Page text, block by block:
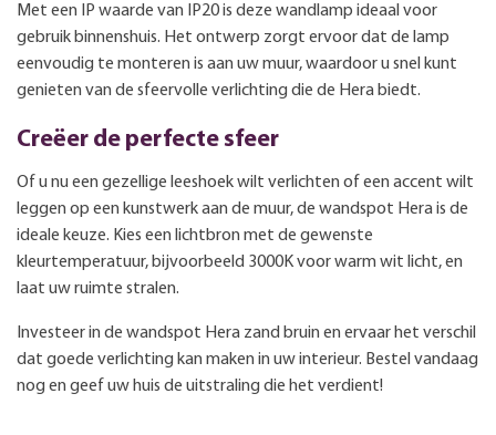
Met een IP waarde van IP20 is deze wandlamp ideaal voor
gebruik binnenshuis. Het ontwerp zorgt ervoor dat de lamp
eenvoudig te monteren is aan uw muur, waardoor u snel kunt
genieten van de sfeervolle verlichting die de Hera biedt.
Creëer de perfecte sfeer
Of u nu een gezellige leeshoek wilt verlichten of een accent wilt
leggen op een kunstwerk aan de muur, de wandspot Hera is de
ideale keuze. Kies een lichtbron met de gewenste
kleurtemperatuur, bijvoorbeeld 3000K voor warm wit licht, en
laat uw ruimte stralen.
Investeer in de wandspot Hera zand bruin en ervaar het verschil
dat goede verlichting kan maken in uw interieur. Bestel vandaag
nog en geef uw huis de uitstraling die het verdient!